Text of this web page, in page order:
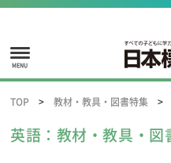
MENU
TOP 教材・教具・図書特集
英語：教材・教具・図